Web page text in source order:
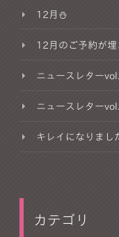
12月⛄️
12月のご予約が埋
ニュースレター
ニュースレター
キレイになりまし
カテゴリ